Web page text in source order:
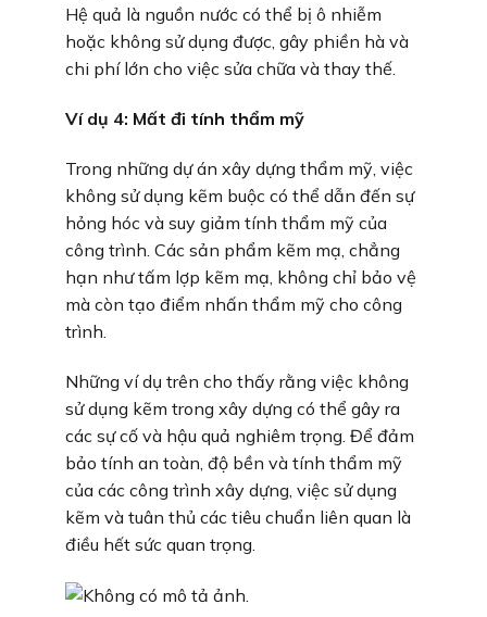
Hệ quả là nguồn nước có thể bị ô nhiễm
hoặc không sử dụng được, gây phiền hà và
chi phí lớn cho việc sửa chữa và thay thế.
Ví dụ 4: Mất đi tính thẩm mỹ
Trong những dự án xây dựng thẩm mỹ, việc
không sử dụng kẽm buộc có thể dẫn đến sự
hỏng hóc và suy giảm tính thẩm mỹ của
công trình. Các sản phẩm kẽm mạ, chẳng
hạn như tấm lợp kẽm mạ, không chỉ bảo vệ
mà còn tạo điểm nhấn thẩm mỹ cho công
trình.
Những ví dụ trên cho thấy rằng việc không
sử dụng kẽm trong xây dựng có thể gây ra
các sự cố và hậu quả nghiêm trọng. Để đảm
bảo tính an toàn, độ bền và tính thẩm mỹ
của các công trình xây dựng, việc sử dụng
kẽm và tuân thủ các tiêu chuẩn liên quan là
điều hết sức quan trọng.